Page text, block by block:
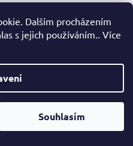
Dalším procházením
s jejich používáním.. Více
Souhlasím